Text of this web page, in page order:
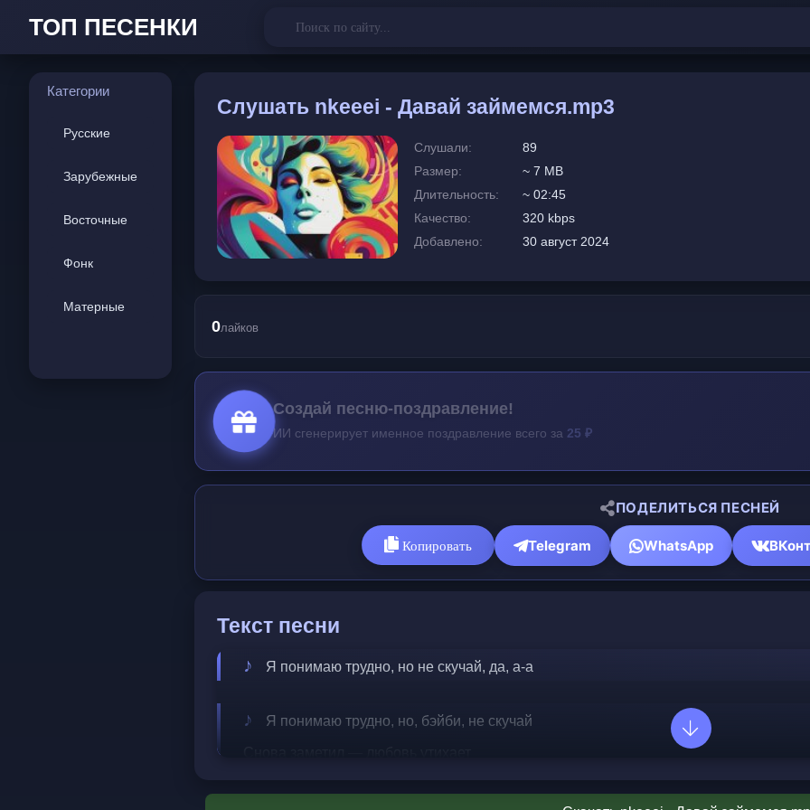
ТОП ПЕСЕНКИ
Категории
Русские
Зарубежные
Восточные
Фонк
Матерные
Слушать nkeeei - Давай займемся.mp3
Слушали:
89
Размер:
~ 7 MB
Длительность:
~ 02:45
Качество:
320 kbps
Добавлено:
30 август 2024
0лайков
Создай песню-поздравление!
ИИ сгенерирует именное поздравление всего за 25 ₽
ПОДЕЛИТЬСЯ ПЕСНЕЙ
Копировать Telegram WhatsApp
Текст песни
Я понимаю трудно, но не скучай, да, а-а
Я понимаю трудно, но, бэйби, не скучай